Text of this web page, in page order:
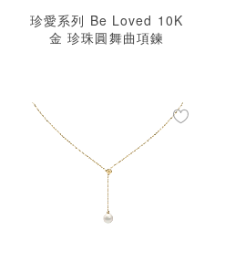
珍愛系列 Be Loved 10K
金 珍珠圓舞曲項鍊